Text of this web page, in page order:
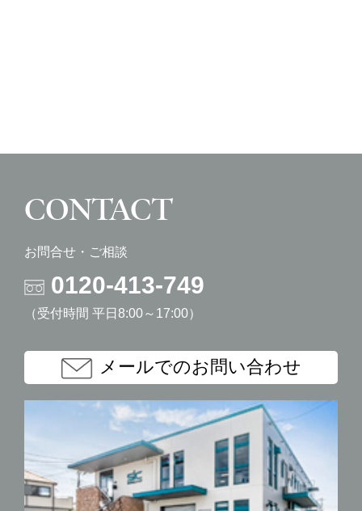
CONTACT
お問合せ・ご相談
0120-413-749
（受付時間 平日8:00～17:00）
メールでのお問い合わせ